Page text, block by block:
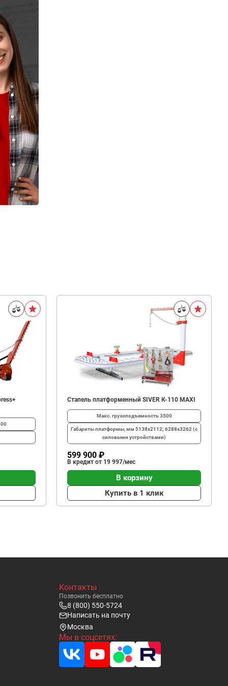
Стапель платформенный SIVER К-110 MAXI
Макс. грузоподъемность3500
Габариты платформы, мм 5138х2112; 6288х3262 (с
силовыми устройствами)
599 900 ₽
В кредит от 19 997/мес
В корзину
Купить в 1 клик
Контакты
Позвонить бесплатно
8 (800) 550-5724
Написать на почту
Москва
Мы в соцсетях: